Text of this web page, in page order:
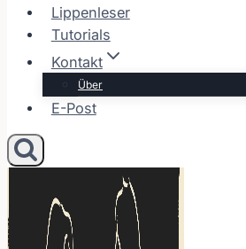
Lippenleser
Tutorials
Kontakt
Über
E-Post